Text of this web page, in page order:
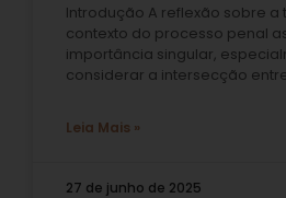
Introdução A reflexão sobre
contexto do processo penal
importância singular,
considerar a intersecção
Leia Mais »
27 de junho de 2025